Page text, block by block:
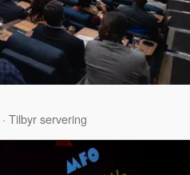
· Tilbyr servering